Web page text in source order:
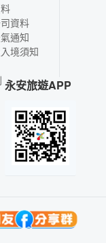
資料
通知
境須知
永安旅遊APP